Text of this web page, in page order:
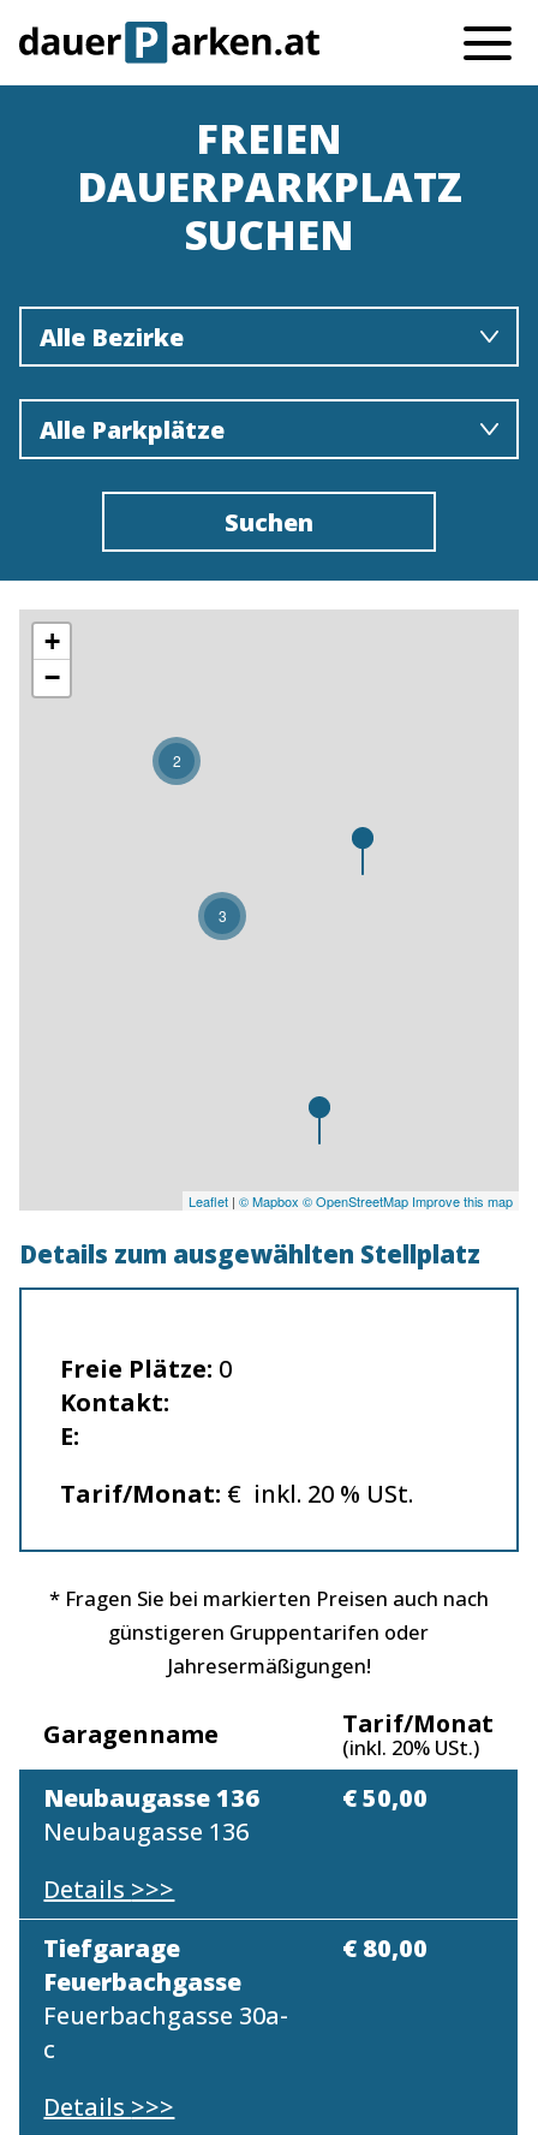
FREIEN
DAUERPARKPLATZ
SUCHEN
Alle Bezirke
Alle Parkplätze
2
3
+
−
Leaflet| © Mapbox © OpenStreetMap Improve this map
Details zum ausgewählten Stellplatz
Freie Plätze: 0
Kontakt:
E:
Tarif/Monat: € inkl. 20 % USt.
* Fragen Sie bei markierten Preisen auch nach
günstigeren Gruppentarifen oder
Jahresermäßigungen!
Garagenname Tarif/Monat
(inkl. 20% USt.)
Neubaugasse 136
Neubaugasse 136
Details >>>
€ 50,00
Tiefgarage
Feuerbachgasse
Feuerbachgasse 30a-
c
Details >>>
€ 80,00